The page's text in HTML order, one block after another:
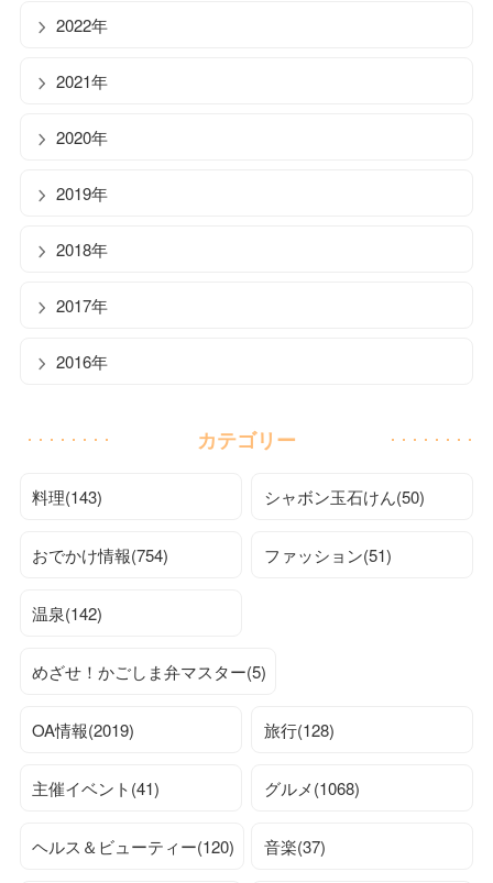
2022年
2021年
2020年
2019年
2018年
2017年
2016年
カテゴリー
料理(143) シャボン玉石けん(50)
おでかけ情報(754) ファッション(51)
温泉(142)
めざせ！かごしま弁マスター(5)
OA情報(2019) 旅行(128)
主催イベント(41) グルメ(1068)
ヘルス＆ビューティー(120) 音楽(37)